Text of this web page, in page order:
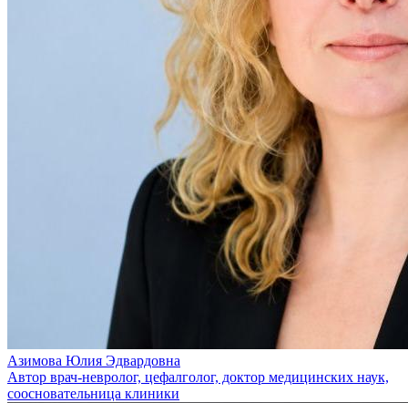
Азимова Юлия Эдвардовна
Автор врач-невролог, цефалголог, доктор медицинских наук,
соосновательница клиники